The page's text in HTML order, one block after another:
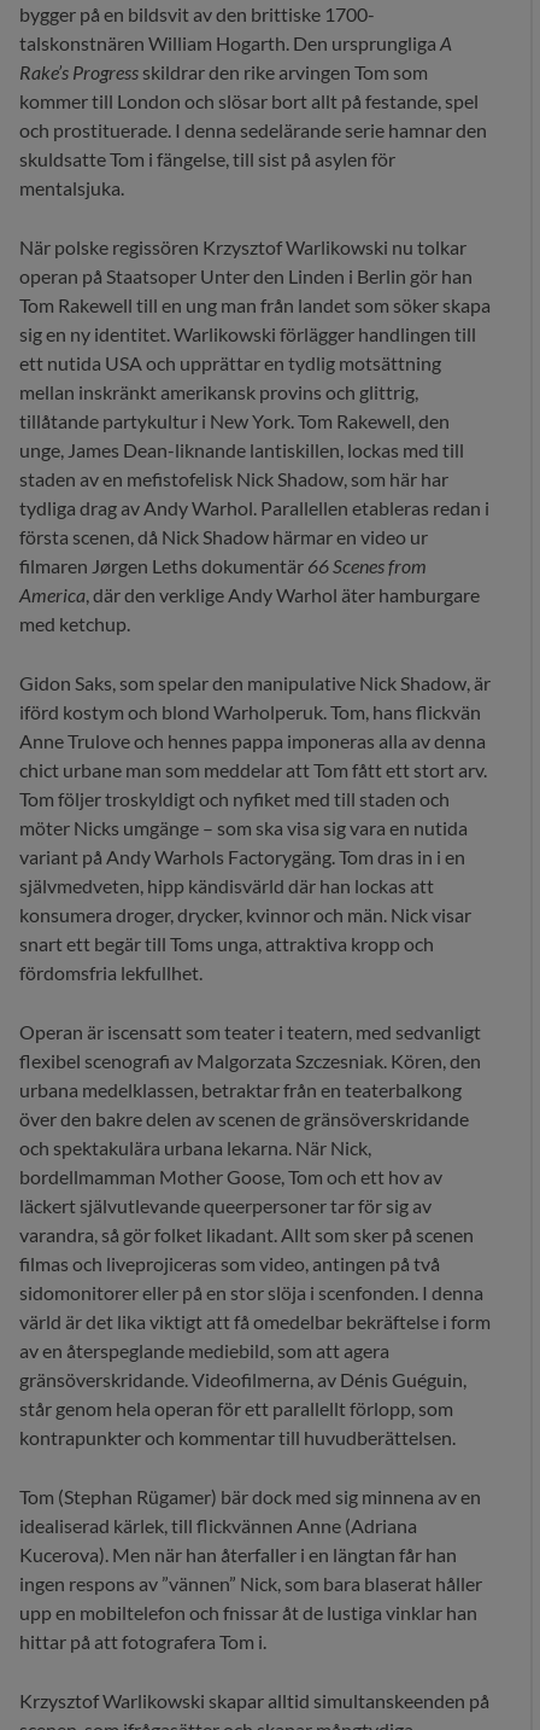
bygger på en bildsvit av den brittiske 1700-
talskonstnären William Hogarth. Den ursprungliga A
Rake’s Progress skildrar den rike arvingen Tom som
kommer till London och slösar bort allt på festande, spel
och prostituerade. I denna sedelärande serie hamnar den
skuldsatte Tom i fängelse, till sist på asylen för
mentalsjuka.
När polske regissören Krzysztof Warlikowski nu tolkar
operan på Staatsoper Unter den Linden i Berlin gör han
Tom Rakewell till en ung man från landet som söker skapa
sig en ny identitet. Warlikowski förlägger handlingen till
ett nutida USA och upprättar en tydlig motsättning
mellan inskränkt amerikansk provins och glittrig,
tillåtande partykultur i New York. Tom Rakewell, den
unge, James Dean-liknande lantiskillen, lockas med till
staden av en mefistofelisk Nick Shadow, som här har
tydliga drag av Andy Warhol. Parallellen etableras redan i
första scenen, då Nick Shadow härmar en video ur
filmaren Jørgen Leths dokumentär 66 Scenes from
America, där den verklige Andy Warhol äter hamburgare
med ketchup.
Gidon Saks, som spelar den manipulative Nick Shadow, är
iförd kostym och blond Warholperuk. Tom, hans flickvän
Anne Trulove och hennes pappa imponeras alla av denna
chict urbane man som meddelar att Tom fått ett stort arv.
Tom följer troskyldigt och nyfiket med till staden och
möter Nicks umgänge – som ska visa sig vara en nutida
variant på Andy Warhols Factorygäng. Tom dras in i en
självmedveten, hipp kändisvärld där han lockas att
konsumera droger, drycker, kvinnor och män. Nick visar
snart ett begär till Toms unga, attraktiva kropp och
fördomsfria lekfullhet.
Operan är iscensatt som teater i teatern, med sedvanligt
flexibel scenografi av Malgorzata Szczesniak. Kören, den
urbana medelklassen, betraktar från en teaterbalkong
över den bakre delen av scenen de gränsöverskridande
och spektakulära urbana lekarna. När Nick,
bordellmamman Mother Goose, Tom och ett hov av
läckert självutlevande queerpersoner tar för sig av
varandra, så gör folket likadant. Allt som sker på scenen
filmas och liveprojiceras som video, antingen på två
sidomonitorer eller på en stor slöja i scenfonden. I denna
värld är det lika viktigt att få omedelbar bekräftelse i form
av en återspeglande mediebild, som att agera
gränsöverskridande. Videofilmerna, av Dénis Guéguin,
står genom hela operan för ett parallellt förlopp, som
kontrapunkter och kommentar till huvudberättelsen.
Tom (Stephan Rügamer) bär dock med sig minnena av en
idealiserad kärlek, till flickvännen Anne (Adriana
Kucerova). Men när han återfaller i en längtan får han
ingen respons av ”vännen” Nick, som bara blaserat håller
upp en mobiltelefon och fnissar åt de lustiga vinklar han
hittar på att fotografera Tom i.
Krzysztof Warlikowski skapar alltid simultanskeenden på